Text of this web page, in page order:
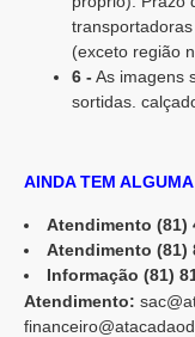
(exceto região
6 - As imagens
sortidas.
AINDA TEM
Atendimento (81)
Atendimento (81)
Informação (81)
Atendimento: